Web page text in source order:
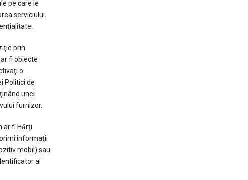
pe care le
serviciului.
prin
fi obiecte
o
Politici de
unei
furnizor.
ar fi Hărţi
informaţii
mobil) sau
al